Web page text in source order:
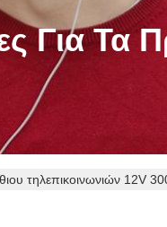
Για Τα
τηλεπικοινωνιών 12V